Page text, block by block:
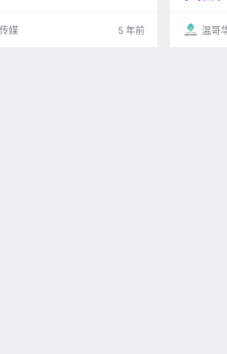
媒 5 年前
和博主一.
温哥